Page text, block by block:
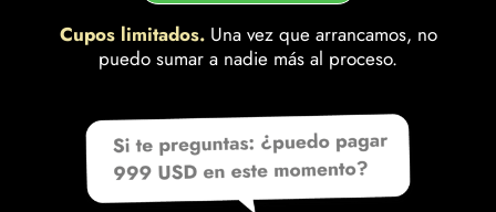
Cupos limitados.Una vez que arrancamos, no
puedo sumar a nadie más al proceso.